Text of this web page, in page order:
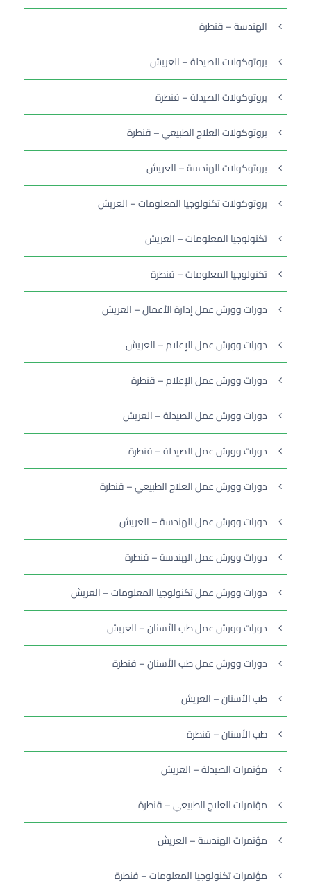
الهندسة – قنطرة
بروتوكولات الصيدلة – العريش
بروتوكولات الصيدلة – قنطرة
بروتوكولات العلاج الطبيعي – قنطرة
بروتوكولات الهندسة – العريش
بروتوكولات تكنولوجيا المعلومات – العريش
تكنولوجيا المعلومات – العريش
تكنولوجيا المعلومات – قنطرة
دورات وورش عمل إدارة الأعمال – العريش
دورات وورش عمل الإعلام – العريش
دورات وورش عمل الإعلام – قنطرة
دورات وورش عمل الصيدلة – العريش
دورات وورش عمل الصيدلة – قنطرة
دورات وورش عمل العلاج الطبيعي – قنطرة
دورات وورش عمل الهندسة – العريش
دورات وورش عمل الهندسة – قنطرة
دورات وورش عمل تكنولوجيا المعلومات – العريش
دورات وورش عمل طب الأسنان – العريش
دورات وورش عمل طب الأسنان – قنطرة
طب الأسنان – العريش
طب الأسنان – قنطرة
مؤتمرات الصيدلة – العريش
مؤتمرات العلاج الطبيعي – قنطرة
مؤتمرات الهندسة – العريش
مؤتمرات تكنولوجيا المعلومات – قنطرة